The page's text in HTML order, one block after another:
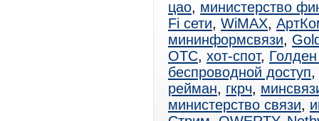
цао, министерство
Fi сети, WiMAX,
мининформсвязи,
ОТС, хот-спот,
беспроводной доступ,
рейман, гкрч,
министерство связи,